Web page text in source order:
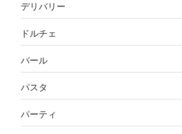
デリバリー
ドルチェ
バール
パスタ
パーティ